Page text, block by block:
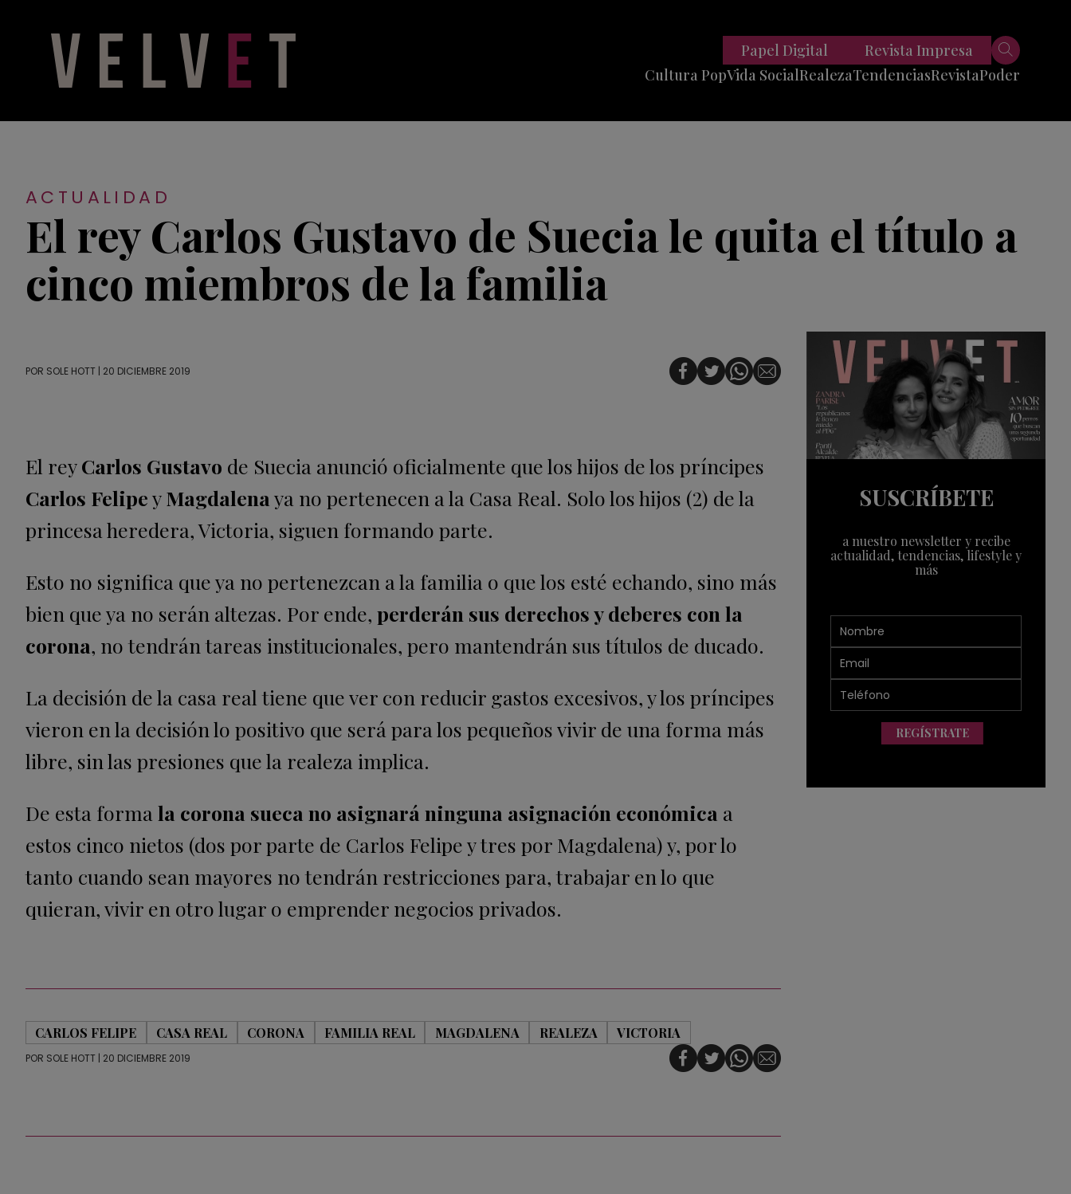
Cultura PopVida SocialRealezaTendencias
Viajes
Tech
RevistaPoder
Papel Digital Revista Impresa
ACTUALIDAD
El rey Carlos Gustavo de Suecia le quita el título a
cinco miembros de la familia
POR SOLE HOTT | 20 DICIEMBRE 2019
El reyCarlos Gustavo de Suecia anunció oficialmente que los hijos de los príncipes
Carlos FelipeyMagdalena ya no pertenecen a la Casa Real. Solo los hijos (2) de la
princesa heredera, Victoria, siguen formando parte.
Esto no significa que ya no pertenezcan a la familia o que los esté echando, sino más
bien que ya no serán altezas. Por ende, perderán sus derechos y deberes con la
corona, no tendrán tareas institucionales, pero mantendrán sus títulos de ducado.
La decisión de la casa real tiene que ver con reducir gastos excesivos, y los príncipes
vieron en la decisión lo positivo que será para los pequeños vivir de una forma más
libre, sin las presiones que la realeza implica.
De esta forma la corona sueca no asignará ninguna asignación económica a
estos cinco nietos (dos por parte de Carlos Felipe y tres por Magdalena) y, por lo
tanto cuando sean mayores no tendrán restricciones para, trabajar en lo que
quieran, vivir en otro lugar o emprender negocios privados.
CARLOS FELIPE CASA REAL CORONA FAMILIA REAL MAGDALENA REALEZA VICTORIA
POR SOLE HOTT | 20 DICIEMBRE 2019
SUSCRÍBETE
a nuestro newsletter y recibe
actualidad, tendencias, lifestyle y
más
REGÍSTRATE